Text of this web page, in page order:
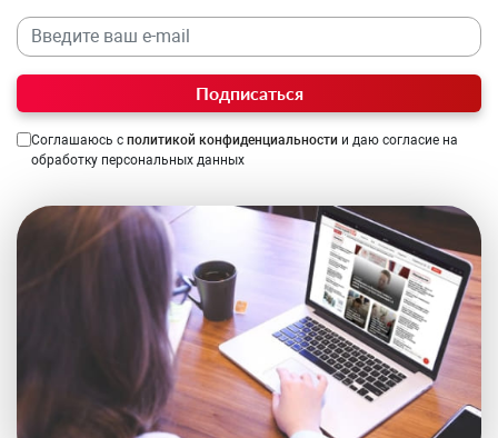
Подписаться
Соглашаюсь с политикой конфиденциальности и даю согласие на
обработку персональных данных